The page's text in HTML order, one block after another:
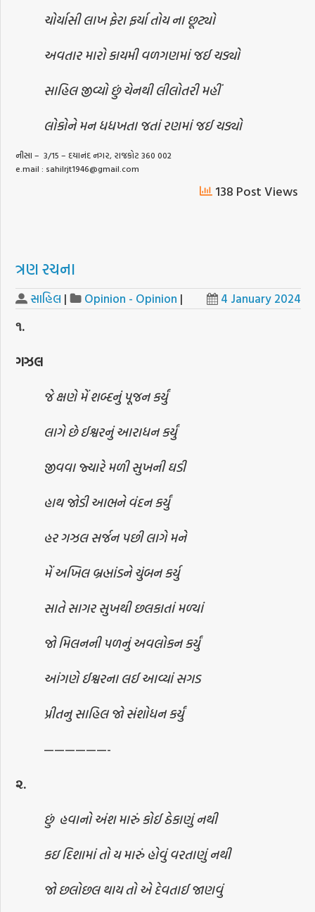
ચોર્યાસી લાખ ફેરા ફર્યા તોય ના છૂટ્યો
અવતાર મારો કાયમી વળગણમાં જઈ ચડ્યો
સાહિલ જીવ્યો છું ચેનથી લીલોતરી મહીં
લોકોને મન ધધખતા જતાં રણમાં જઈ ચડ્યો
નીસા – 3/15 – દયાનંદ નગર, રાજકોટ 360 002
e.mail : sahilrjt1946@gmail.com
138 Post Views
ત્રણ રચના
સાહિલ | Opinion - Opinion | 4 January 2024
૧.
ગઝલ
જે ક્ષણે મેં શબ્દનું પૂજન કર્યું
લાગે છે ઈશ્વરનું આરાધન કર્યું
જીવવા જ્યારે મળી સુખની ઘડી
હાથ જોડી આભને વંદન કર્યું
હર ગઝલ સર્જન પછી લાગે મને
મેં અખિલ બ્રહ્માંડને ચુંબન કર્યુ
સાતે સાગર સુખથી છલકાતાં મળ્યાં
જો મિલનની પળનું અવલોકન કર્યું
આંગણે ઈશ્વરના લઈ આવ્યાં સગડ
પ્રીતનુ સાહિલ જો સંશોધન કર્યું
——————-
૨.
છું હવાનો અંશ મારું કોઈ ઠેકાણું નથી
કઇ દિશામાં તો ય મારું હોવું વરતાણું નથી
જો છલોછલ થાય તો એ દેવતાઈ જાણવું